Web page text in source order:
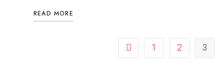
READ MORE
1 2 3